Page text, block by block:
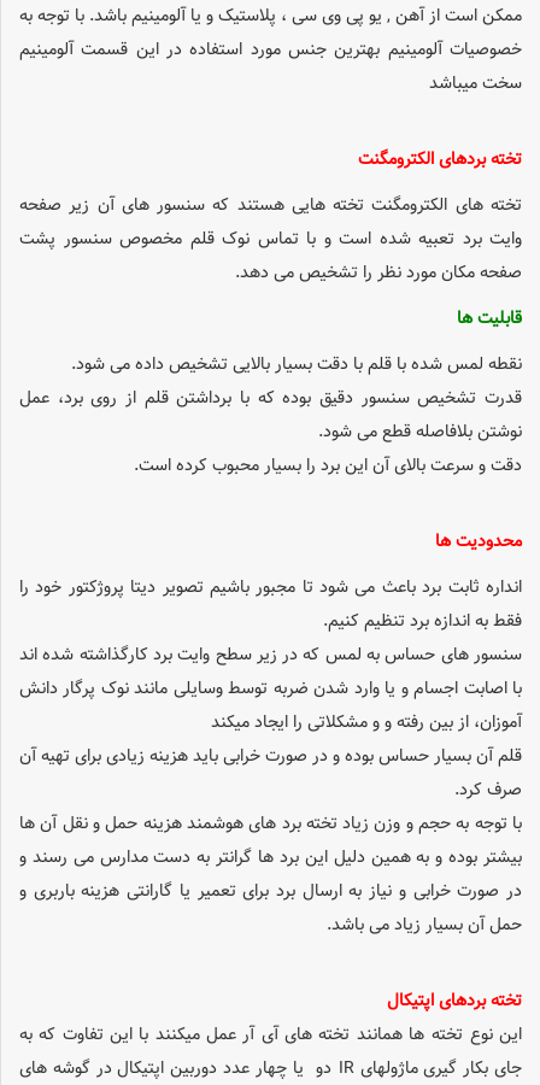
ممکن است از آهن , یو پی وی سی ، پلاستیک و یا آلومینیم باشد. با توجه به
خصوصیات آلومینیم بهترین جنس مورد استفاده در این قسمت آلومینیم
سخت میباشد
تخته بردهای الکترومگنت
تخته های الکترومگنت تخته هایی هستند که سنسور های آن زیر صفحه
وایت برد تعبیه شده است و با تماس نوک قلم مخصوص سنسور پشت
صفحه مکان مورد نظر را تشخیص می دهد.
قابلیت ها
نقطه لمس شده با قلم با دقت بسیار بالایی تشخیص داده می شود.
قدرت تشخیص سنسور دقیق بوده که با برداشتن قلم از روی برد، عمل
نوشتن بلافاصله قطع می شود.
دقت و سرعت بالای آن این برد را بسیار محبوب کرده است.
محدودیت ها
انداره ثابت برد باعث می شود تا مجبور باشیم تصویر دیتا پروژکتور خود را
فقط به اندازه برد تنظیم کنیم.
سنسور های حساس به لمس که در زیر سطح وایت برد کارگذاشته شده اند
با اصابت اجسام و یا وارد شدن ضربه توسط وسایلی مانند نوک پرگار دانش
آموزان، از بین رفته و و مشکلاتی را ایجاد میکند
قلم آن بسیار حساس بوده و در صورت خرابی باید هزینه زیادی برای تهیه آن
صرف کرد.
با توجه به حجم و وزن زیاد تخته برد های هوشمند هزینه حمل و نقل آن ها
بیشتر بوده و به همین دلیل این برد ها گرانتر به دست مدارس می رسند و
در صورت خرابی و نیاز به ارسال برد برای تعمیر یا گارانتی هزینه باربری و
حمل آن بسیار زیاد می باشد.
تخته بردهای اپتیکال
این نوع تخته ها همانند تخته های آی آر عمل میکنند با این تفاوت که به
جای بکار گیری ماژولهای IR دو یا چهار عدد دوربین اپتیکال در گوشه های